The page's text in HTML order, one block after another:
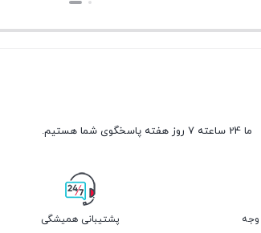
ما 24 ساعته 7 روز هفته پاسخگوی شما هستیم.
پشتیبانی همیشگی